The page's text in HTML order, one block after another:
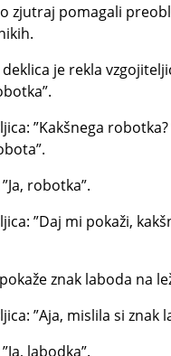
zjutraj pomagali
je rekla
”Kakšnega
robotka”.
”Daj mi pokaži,
znak laboda na
”Aja, mislila si znak
labodka”.